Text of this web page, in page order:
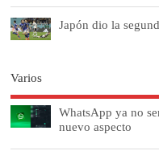
Japón dio la
Varios
WhatsApp ya no
nuevo aspecto